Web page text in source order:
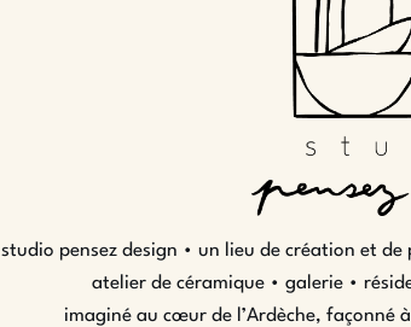
studio pensez design • un lieu de création et de
atelier de céramique • galerie •
imaginé au cœur de l’Ardèche, façonné